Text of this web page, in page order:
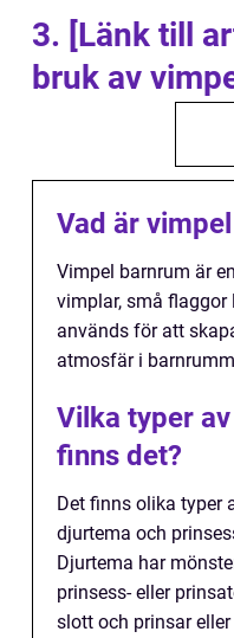
3. [Länk till
bruk av
Vad är
Vimpel barnrum är
vimplar, små flaggor
används för att
atmosfär i
Vilka typer
finns det?
Det finns olika typer
djurtema och
Djurtema har
prinsess- eller
slott och prinsar eller